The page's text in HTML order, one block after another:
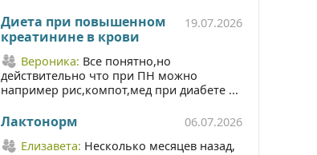
Диета при повышенном
креатинине в крови
19.07.2026
Вероника: Все понятно,но
действительно что при ПН можно
например рис,компот,мед при диабете ...
Лактонорм
06.07.2026
Елизавета: Несколько месяцев назад,